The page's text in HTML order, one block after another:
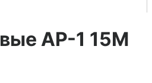
AP-1 15M